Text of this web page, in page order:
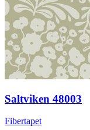
Saltviken 48003
Fibertapet